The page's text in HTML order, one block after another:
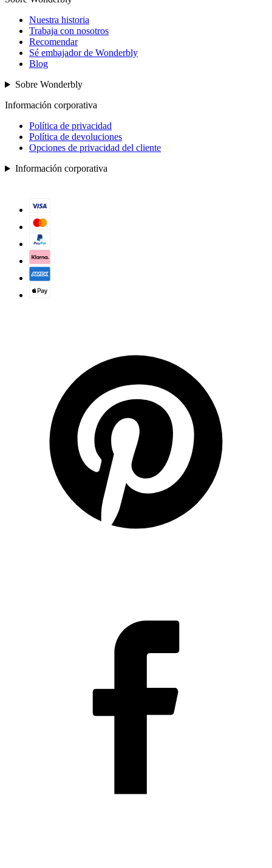
Nuestra historia
Trabaja con nosotros
Recomendar
Sé embajador de Wonderbly
Blog
Sobre Wonderbly
Información corporativa
Política de privacidad
Política de devoluciones
Opciones de privacidad del cliente
Información corporativa